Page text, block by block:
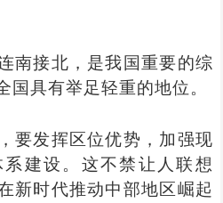
南接北，是我国重要的综
国具有举足轻重的地位。
要发挥区位优势，加强现
建设。这不禁让人联想
新时代推动中部地区崛起